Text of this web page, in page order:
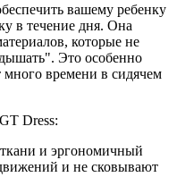
вашему ребенку
в течение дня. Она
которые не
Это особенно
много времени в сидячем
Dress:
и эргономичный
и не сковывают